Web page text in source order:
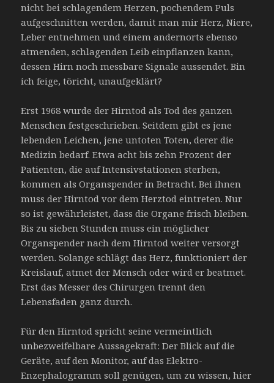
nicht bei schlagendem Herzen, pochendem Puls
aufgeschnitten werden, damit man mir Herz, Niere,
Leber entnehmen und einem andernorts ebenso
atmenden, schlagenden Leib einpflanzen kann,
dessen Hirn noch messbare Signale aussendet. Bin
ich feige, töricht, unaufgeklärt?
Erst 1968 wurde der Hirntod als Tod des ganzen
Menschen festgeschrieben. Seitdem gibt es jene
lebenden Leichen, jene untoten Toten, derer die
Medizin bedarf. Etwa acht bis zehn Prozent der
Patienten, die auf Intensivstationen sterben,
kommen als Organspender in Betracht. Bei ihnen
muss der Hirntod vor dem Herztod eintreten. Nur
so ist gewährleistet, dass die Organe frisch bleiben.
Bis zu sieben Stunden muss ein möglicher
Organspender nach dem Hirntod weiter versorgt
werden. Solange schlägt das Herz, funktioniert der
Kreislauf, atmet der Mensch oder wird er beatmet.
Erst das Messer des Chirurgen trennt den
Lebensfaden ganz durch.
Für den Hirntod spricht seine vermeintlich
unbezweifelbare Aussagekraft: Der Blick auf die
Geräte, auf den Monitor, auf das Elektro-
Enzephalogramm soll genügen, um zu wissen, hier